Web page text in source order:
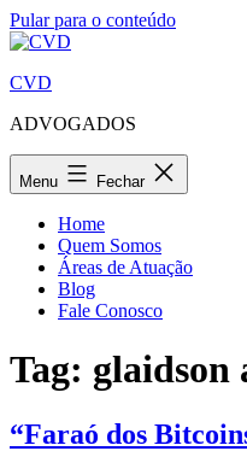
Pular para o conteúdo
CVD
ADVOGADOS
Menu Fechar
Home
Quem Somos
Áreas de Atuação
Blog
Fale Conosco
Tag: glaidson
“Faraó dos